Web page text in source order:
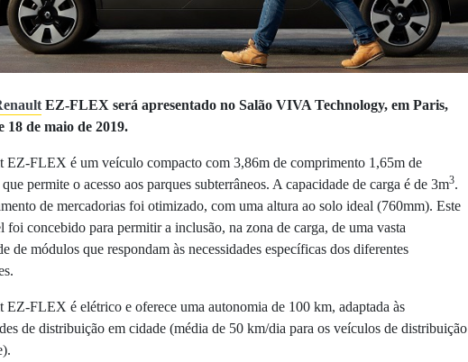
EZ-FLEX será apresentado no Salão VIVA Technology, em Paris,
18 de maio de 2019.
EZ-FLEX é um veículo compacto com 3,86m de comprimento 1,65m de
permite o acesso aos parques subterrâneos. A capacidade de carga é de 3m3.
de mercadorias foi otimizado, com uma altura ao solo ideal (760mm). Este
foi concebido para permitir a inclusão, na zona de carga, de uma vasta
de módulos que respondam às necessidades específicas dos diferentes
EZ-FLEX é elétrico e oferece uma autonomia de 100 km, adaptada às
de distribuição em cidade (média de 50 km/dia para os veículos de distribuição